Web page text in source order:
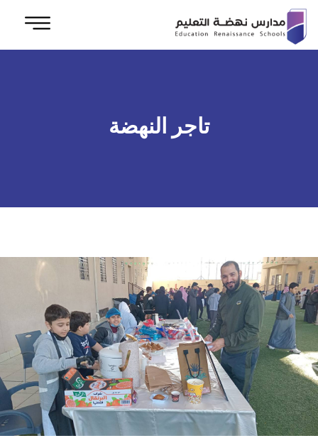
تاجر النهضة